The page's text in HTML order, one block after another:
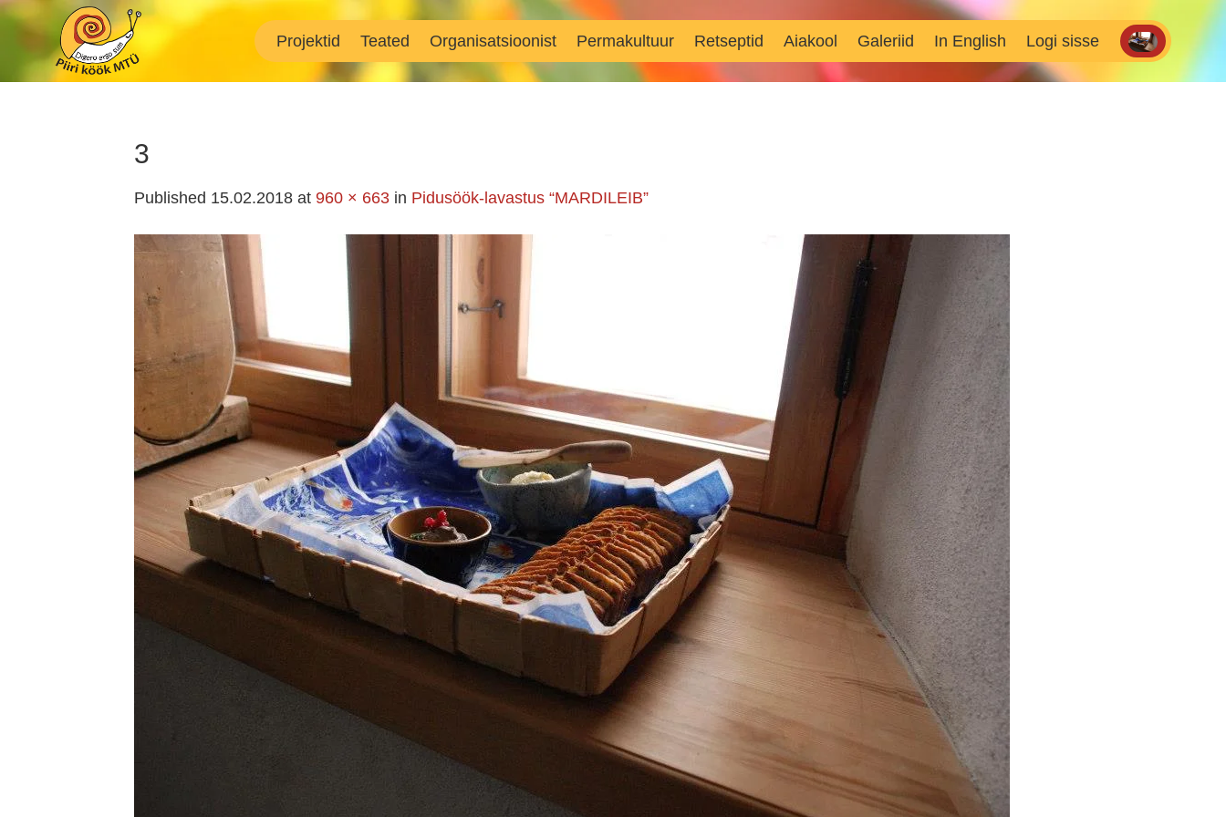
Skip
content
Projektid Teated Organisatsioonist Permakultuur Retseptid Aiakool Galeriid In English Logi sisse
3
Published 15.02.2018 at 960 × 663 in Pidusöök-lavastus “MARDILEIB”